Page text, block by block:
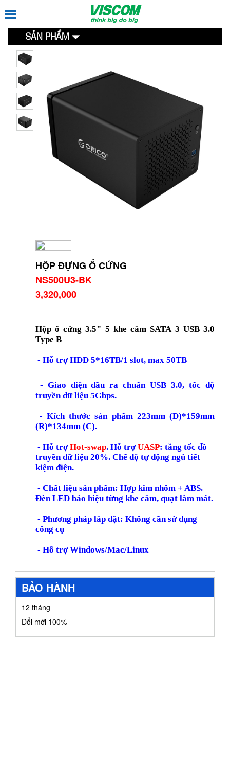
SẢN PHẨM
HỘP ĐỰNG Ổ CỨNG
NS500U3-BK
3,320,000
Hộp ổ cứng 3.5" 5 khe cắm SATA 3 USB 3.0
Type B
- Hỗ trợ HDD 5*16TB/1 slot, max 50TB
- Giao diện đầu ra chuẩn USB 3.0, tốc độ
truyền dữ liệu 5Gbps.
- Kích thước sản phẩm 223mm (D)*159mm
(R)*134mm (C).
- Hỗ trợHot-swap. Hỗ trợUASP: tăng tốc đồ
truyền dữ liệu 20%. Chế độ tự động ngủ tiết
kiệm điện.
- Chất liệu sản phẩm: Hợp kim nhôm + ABS.
Đèn LED báo hiệu từng khe cắm, quạt làm mát.
- Phương pháp lắp đặt: Không cần sử dụng
công cụ
- Hỗ trợ Windows/Mac/Linux
BẢO HÀNH
12 tháng
Đổi mới 100%